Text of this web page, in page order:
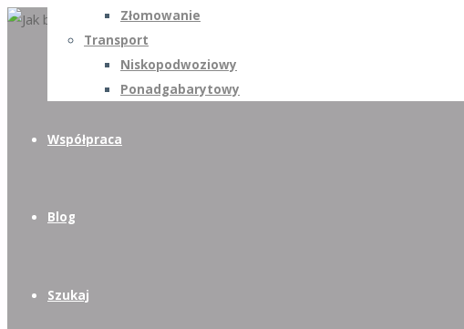
Złomowanie
Transport
Niskopodwoziowy
Ponadgabarytowy
Współpraca
Blog
Szukaj